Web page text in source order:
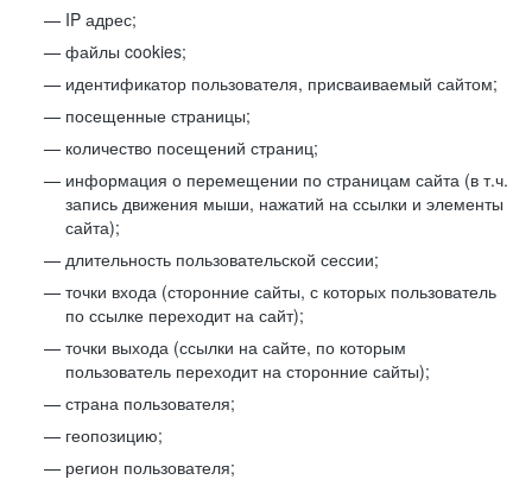
IP адрес;
файлы cookies;
идентификатор пользователя, присваиваемый сайтом;
посещенные страницы;
количество посещений страниц;
информация о перемещении по страницам сайта (в т.ч.
запись движения мыши, нажатий на ссылки и элементы
сайта);
длительность пользовательской сессии;
точки входа (сторонние сайты, с которых пользователь
по ссылке переходит на сайт);
точки выхода (ссылки на сайте, по которым
пользователь переходит на сторонние сайты);
страна пользователя;
геопозицию;
регион пользователя;